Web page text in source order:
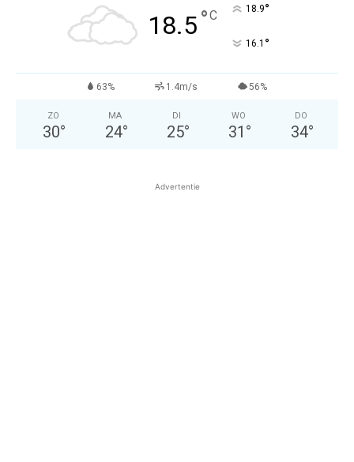
18.5°C 18.9°
16.1 °
63% 1.4m/s 56%
ZO
30°
MA
24°
DI
25°
WO
31 °
DO
34°
Advertentie